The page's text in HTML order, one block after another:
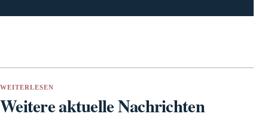
WEITERLESEN
Weitere aktuelle Nachrichten